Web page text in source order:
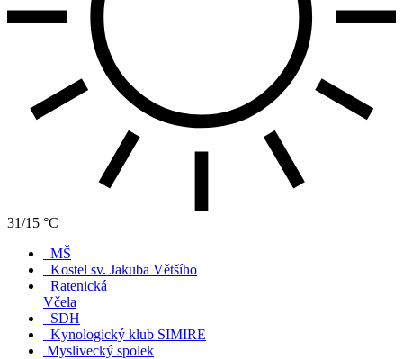
31/15 °C
MŠ
Kostel sv. Jakuba Většího
Ratenická
Včela
SDH
Kynologický klub SIMIRE
Myslivecký spolek